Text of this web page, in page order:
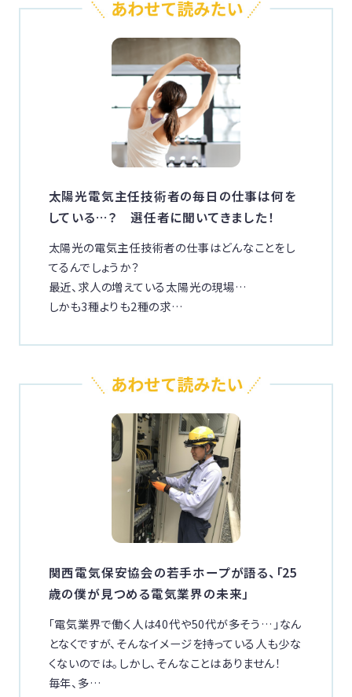
太陽光電気主任技術者の毎日の仕事は何を
している…？ 選任者に聞いてきました！
太陽光の電気主任技術者の仕事はどんなことをし
てるんでしょうか？
最近、求人の増えている太陽光の現場…
しかも3種よりも2種の求…
関西電気保安協会の若手ホープが語る、「25
歳の僕が見つめる電気業界の未来」
「電気業界で働く人は40代や50代が多そう…」なん
となくですが、そんなイメージを持っている人も少な
くないのでは。しかし、そんなことはありません！
毎年、多…